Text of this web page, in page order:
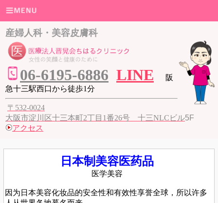
産婦人科・美容皮膚科
06-6195-6886 LINE
阪
急十三駅西口から徒歩1分
〒532-0024
大阪市淀川区十三本町2丁目1番26号 十三NLCビル5F
アクセス
日本制美容医药品
医学美容
因为日本美容化妆品的安全性和有效性享誉全球，所以许多